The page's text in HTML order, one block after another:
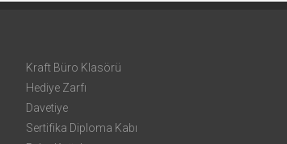
Kraft Büro Klasörü
Hediye Zarfı
Davetiye
Sertifika Diploma Kabı